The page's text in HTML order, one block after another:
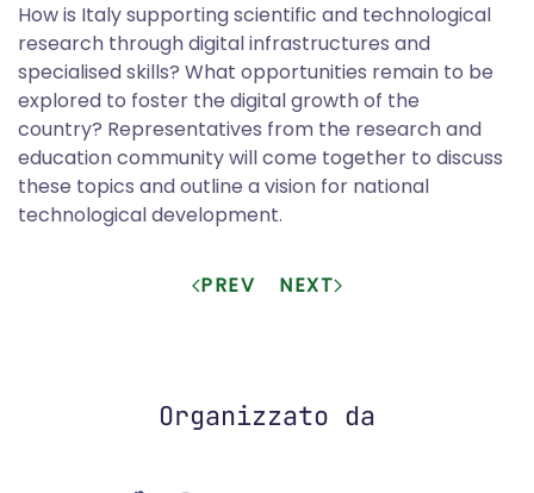
How is Italy supporting scientific and technological
research through digital infrastructures and
specialised skills? What opportunities remain to be
explored to foster the digital growth of the
country? Representatives from the research and
education community will come together to discuss
these topics and outline a vision for national
technological development.
PREV NEXT
Organizzato da